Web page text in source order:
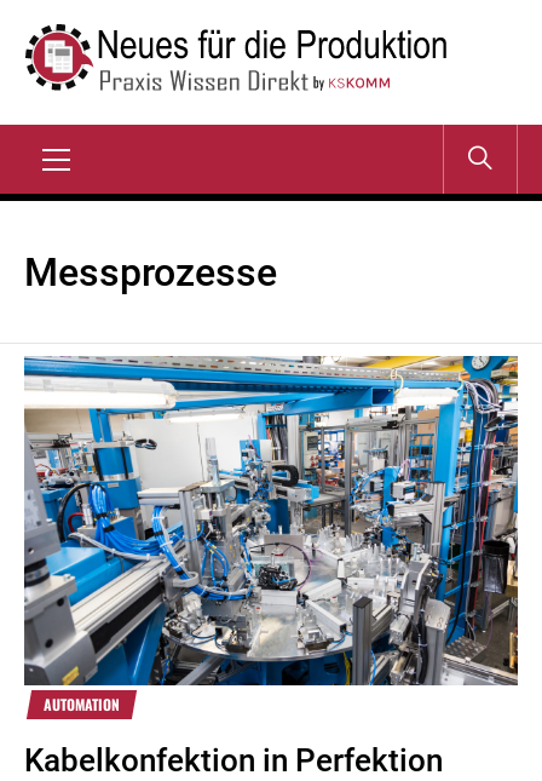
Inhalt
springen
NEUES FÜR DIE
PRODUKTION
Messprozesse
AUTOMATION
Kabelkonfektion in Perfektion